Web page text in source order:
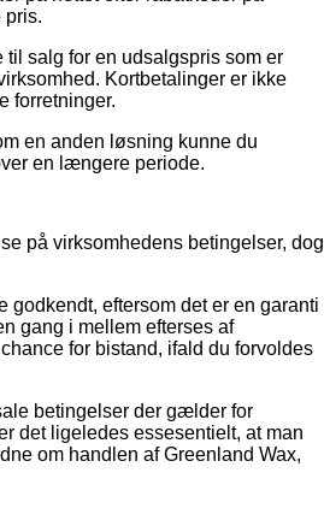
pris.
salg for en udsalgspris som er
Kortbetalinger er ikke
forretninger.
en anden løsning kunne du
en længere periode.
på virksomhedens betingelser, dog
eftersom det er en garanti
gang i mellem efterses af
for bistand, ifald du forvoldes
betingelser der gælder for
det ligeledes essesentielt, at man
om handlen af Greenland Wax,